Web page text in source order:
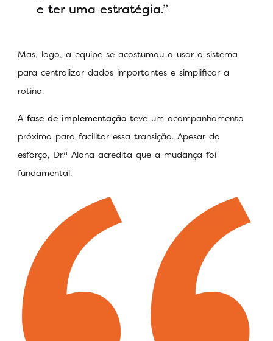
e ter uma estratégia.”
Mas, logo, a equipe se acostumou a usar o sistema
para centralizar dados importantes e simplificar a
rotina.
A fase de implementação teve um acompanhamento
próximo para facilitar essa transição. Apesar do
esforço, Dr.ᵃ Alana acredita que a mudança foi
fundamental.